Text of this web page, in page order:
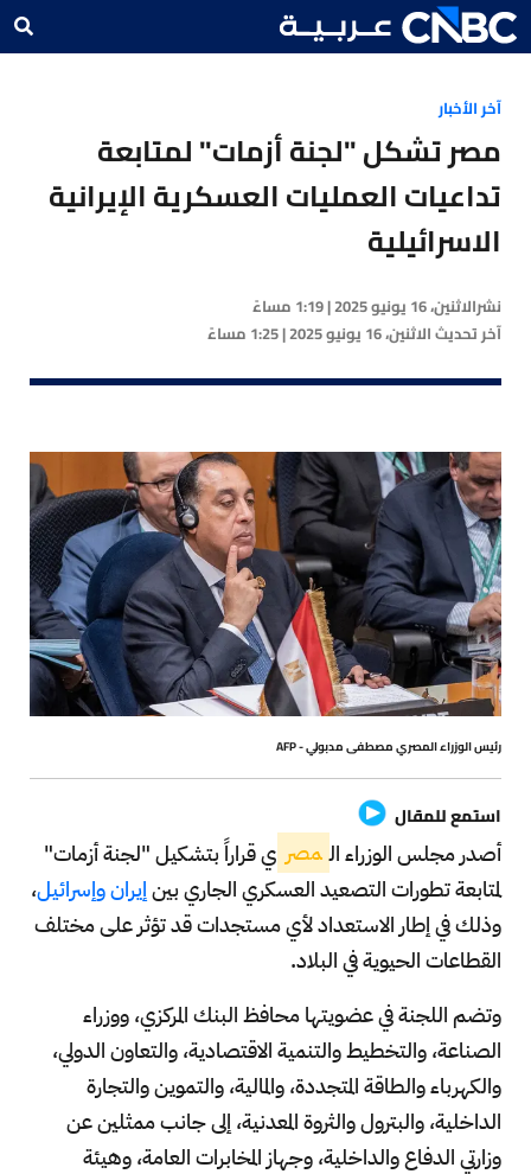
آخر الأخبار
مصر تشكل "لجنة أزمات" لمتابعة
تداعيات العمليات العسكرية الإيرانية
الاسرائيلية
نشرالاثنين، 16 يونيو 2025 | 1:19 مساءً
آخر تحديثالاثنين، 16 يونيو 2025 | 1:25 مساءً
رئيس الوزراء المصري مصطفى مدبولي - AFP
استمع للمقال
أصدر مجلس الوزراء ال مصر ي قراراً بتشكيل "لجنة أزمات"
لمتابعة تطورات التصعيد العسكري الجاري بينإيران وإسرائيل،
وذلك في إطار الاستعداد لأي مستجدات قد تؤثر على مختلف
القطاعات الحيوية في البلاد.
وتضم اللجنة في عضويتها محافظ البنك المركزي، ووزراء
الصناعة، والتخطيط والتنمية الاقتصادية، والتعاون الدولي،
والكهرباء والطاقة المتجددة، والمالية، والتموين والتجارة
الداخلية، والبترول والثروة المعدنية، إلى جانب ممثلين عن
وزارتي الدفاع والداخلية، وجهاز المخابرات العامة، وهيئة